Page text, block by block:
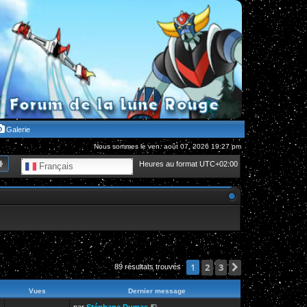
Galerie
Nous sommes le ven. août 07, 2026 19:27 pm
Heures au format UTC+02:00
Français
Recherche avancée
89 résultats trouvés 1 2 3 Suivante
Vues Dernier message